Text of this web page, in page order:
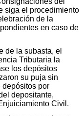
siga el procedimiento
de la
en caso de
de la subasta, el
Tributaria la
los depósitos
su puja sin
depósitos por
depositante,
Civil.